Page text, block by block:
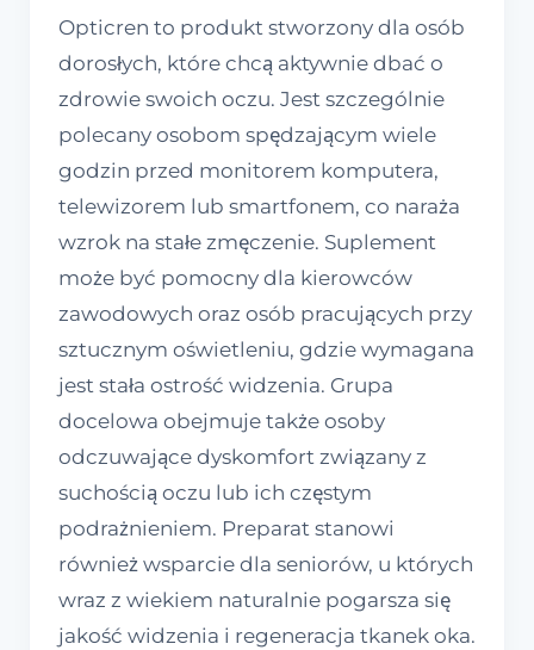
Opticren to produkt stworzony dla osób
dorosłych, które chcą aktywnie dbać o
zdrowie swoich oczu. Jest szczególnie
polecany osobom spędzającym wiele
godzin przed monitorem komputera,
telewizorem lub smartfonem, co naraża
wzrok na stałe zmęczenie. Suplement
może być pomocny dla kierowców
zawodowych oraz osób pracujących przy
sztucznym oświetleniu, gdzie wymagana
jest stała ostrość widzenia. Grupa
docelowa obejmuje także osoby
odczuwające dyskomfort związany z
suchością oczu lub ich częstym
podrażnieniem. Preparat stanowi
również wsparcie dla seniorów, u których
wraz z wiekiem naturalnie pogarsza się
jakość widzenia i regeneracja tkanek oka.